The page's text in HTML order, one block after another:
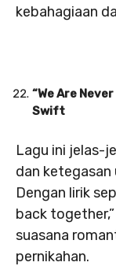
kebahagiaan
“We Are
Swift
Lagu ini jelas-
dan
Dengan lirik
back
suasana
pernikahan.